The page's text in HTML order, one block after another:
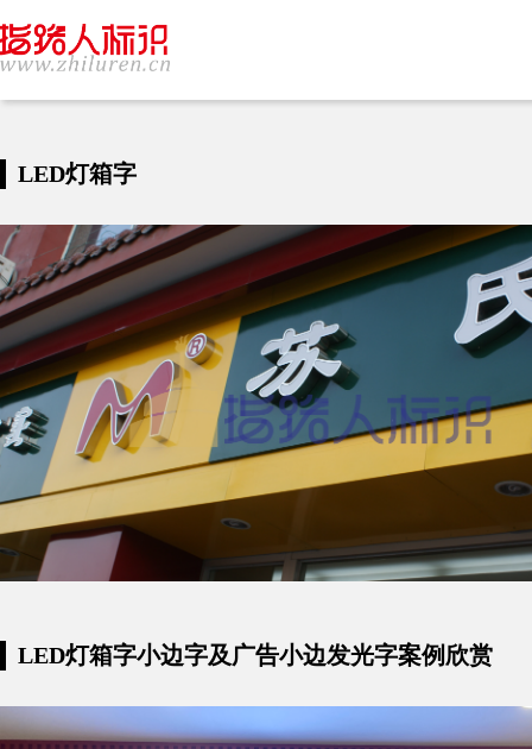
LED灯箱字
LED灯箱字小边字及广告小边发光字案例欣赏